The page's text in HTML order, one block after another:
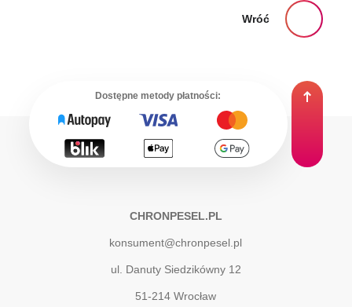
Wróć
Dostępne metody płatności:
CHRONPESEL.PL
konsument@chronpesel.pl
ul. Danuty Siedzikówny 12
51-214 Wrocław